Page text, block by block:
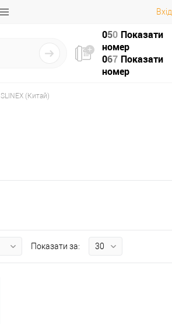
Вхід
050 Показати
номер
067 Показати
номер
SLINEX (Китай)
Показати за: